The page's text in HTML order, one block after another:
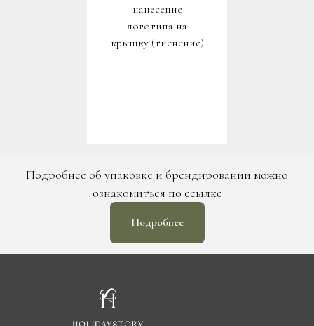
нанесение
логотипа на
крышку (тиснение)
Подробнее об упаковке и брендировании можно
ознакомиться по ссылке
Подробнее